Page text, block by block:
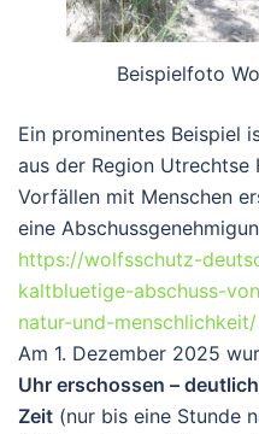
Beispielfoto
Ein prominentes Beispiel
aus der Region Utrechtse
Vorfällen mit Menschen
eine
https://wolfsschutz-
kaltbluetige-abschuss-
natur-und-menschlichkeit/
Am 1. Dezember 2025
Uhr erschossen –
Zeit (nur bis eine Stunde